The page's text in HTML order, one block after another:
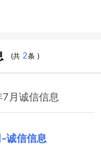
(共 2条 )
月诚信信息
-诚信信息